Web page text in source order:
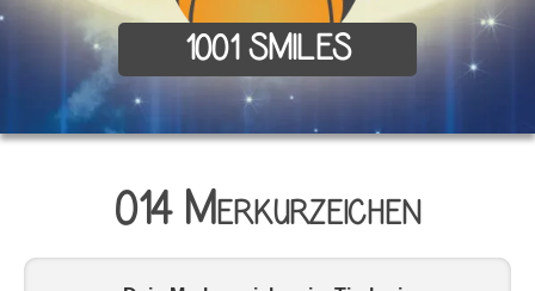
1001 SMILES
014 Merkurzeichen